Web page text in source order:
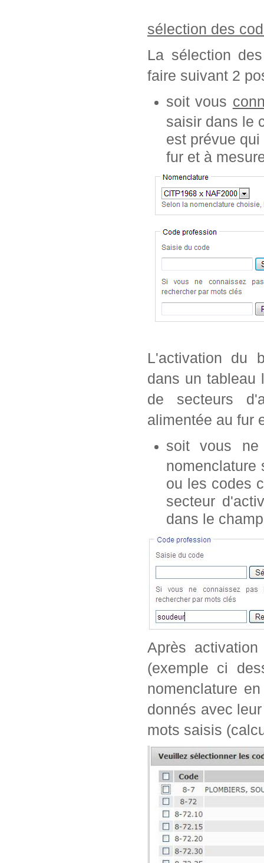
sélection des
La sélection
faire suivant 2
soit vous
saisir dans le
est prévue
fur et à
L'activation du
dans un tableau
de secteurs
alimentée au fur
soit vous
nomenclature
ou les codes
secteur
dans le
Après
(exemple ci
nomenclature
donnés avec
mots saisis